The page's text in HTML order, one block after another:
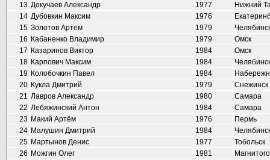
13 Докучаев Александр 1977
Нижний
14 Дубовкин Максим 1976
15 Золотов Артем 1979
16 Кабаненко Владимир 1979
Омск
17 Казаринов Виктор 1984
Омск
18 Карпович Максим 1984
19 Колобочкин Павел 1984
20 Кукла Дмитрий 1979
Снежинск
21 Лавров Александр 1980
Самара
22 Лебяжинский Антон 1984
Самара
23 Макий Артём 1976
Пермь
24 Малушин Дмитрий 1984
25 Мартынов Денис 1977
Тобольск
26 Можгин Олег 1981